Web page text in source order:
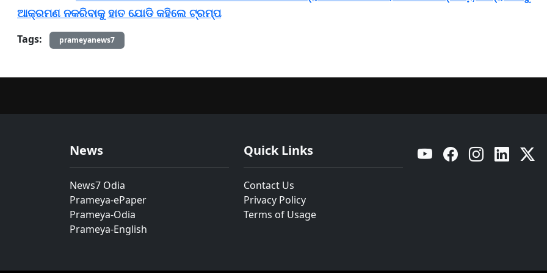
ଆକ୍ରମଣ ନକରିବାକୁ ହାତ ଯୋଡି କହିଲେ ଟ୍ରମ୍ପ
Tags: prameyanews7
News
News7 Odia
Prameya-ePaper
Prameya-Odia
Prameya-English
Quick Links
Contact Us
Privacy Policy
Terms of Usage
YouTube Facebook Instagram